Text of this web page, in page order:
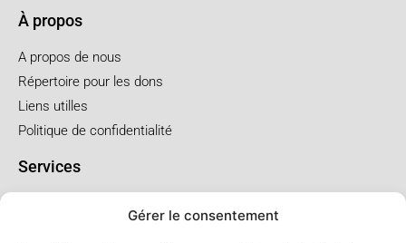
Gérer le consentement
À propos
A propos de nous
Répertoire pour les dons
Liens utilles
Politique de confidentialité
Services